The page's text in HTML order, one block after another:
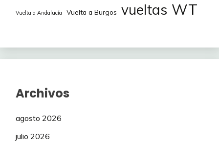
Vuelta a Andalucía Vuelta a Burgos vueltas WT
Archivos
agosto 2026
julio 2026